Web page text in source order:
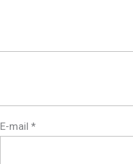
E-mail*